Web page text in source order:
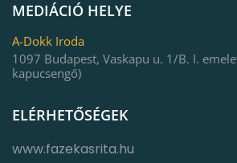
ELÉRHETŐSÉGEK
www.fazekasrita.hu
MEDIÁCIÓ HELYE
A-Dokk Iroda
1097 Budapest, Vaskapu u. 1/B. I.
kapucsengő)